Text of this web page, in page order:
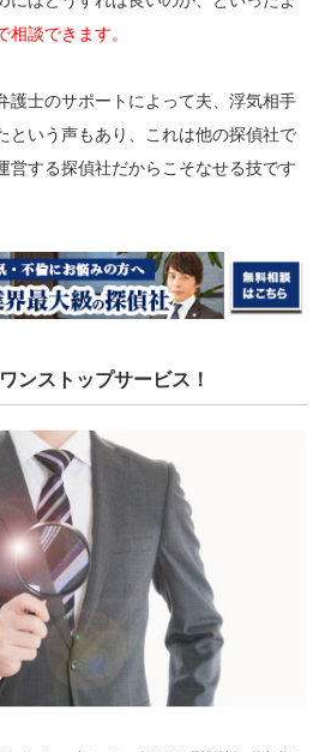
談できます。
護士のサポートによって夫、浮気相手
という声もあり、これは他の探偵社で
営する探偵社だからこそなせる技です
ンストップサービス！